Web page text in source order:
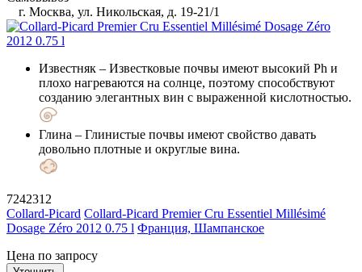
г. Москва, ул. Никольская, д. 19-21/1
Известняк – Известковые почвы имеют высокий Ph и
плохо нагреваются на солнце, поэтому способствуют
созданию элегантных вин с выраженной кислотностью.
Глина – Глинистые почвы имеют свойство давать
довольно плотные и округлые вина.
7242312
Collard-Picard Collard-Picard Premier Cru Essentiel Millésimé
Dosage Zéro 2012 0.75 l Франция, Шампанское
Цена по запросу